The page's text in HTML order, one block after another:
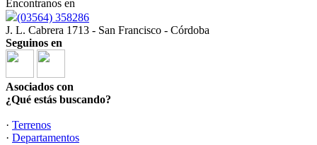
Encontranos en
(03564) 358286
J. L. Cabrera 1713 - San Francisco - Córdoba
Seguinos en
Asociados con
¿Qué estás buscando?
· Terrenos
· Departamentos